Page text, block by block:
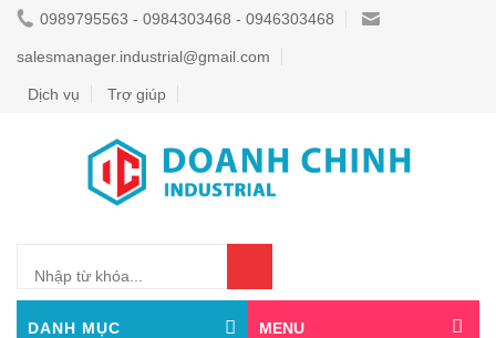
0989795563 - 0984303468 - 0946303468
salesmanager.industrial@gmail.com
Dịch vụ Trợ giúp
DANH MỤC MENU